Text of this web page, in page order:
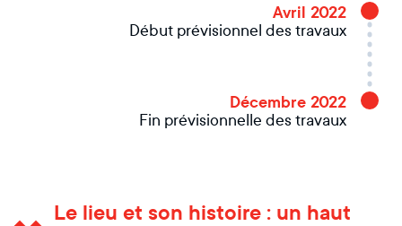
Avril 2022
Début prévisionnel des travaux
Décembre 2022
Fin prévisionnelle des travaux
Le lieu et son histoire : un haut